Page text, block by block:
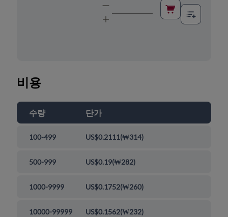
비용
수량 단가
100-499 US$0.2111(₩314)
500-999 US$0.19(₩282)
1000-9999 US$0.1752(₩260)
10000-99999 US$0.1562(₩232)